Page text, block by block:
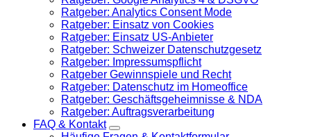
Ratgeber: Analytics Consent Mode
Ratgeber: Einsatz von Cookies
Ratgeber: Einsatz US-Anbieter
Ratgeber: Schweizer Datenschutzgesetz
Ratgeber: Impressumspflicht
Ratgeber Gewinnspiele und Recht
Ratgeber: Datenschutz im Homeoffice
Ratgeber: Geschäftsgeheimnisse & NDA
Ratgeber: Auftragsverarbeitung
FAQ & Kontakt